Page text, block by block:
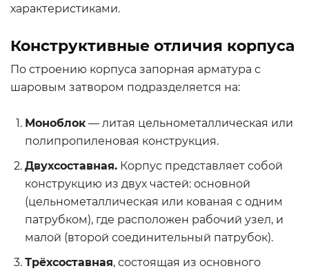
характеристиками.
Конструктивные отличия корпуса
По строению корпуса запорная арматура с
шаровым затвором подразделяется на:
Моноблок — литая цельнометаллическая или
полипропиленовая конструкция.
Двухсоставная. Корпус представляет собой
конструкцию из двух частей: основной
(цельнометаллическая или кованая с одним
патрубком), где расположен рабочий узел, и
малой (второй соединительный патрубок).
Трёхсоставная, состоящая из основного